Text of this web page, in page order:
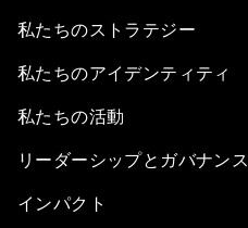
私たちのストラテジー
私たちのアイデンティティ
私たちの活動
リーダーシップとガバナンス
インパクト